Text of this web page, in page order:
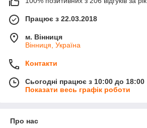
Працює з 22.03.2018
м. Вінниця
Вінниця, Україна
Контакти
Сьогодні працює з 10:00 до 18:00
Показати весь графік роботи
Про нас